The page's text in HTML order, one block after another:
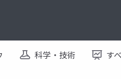
科学・技術 す